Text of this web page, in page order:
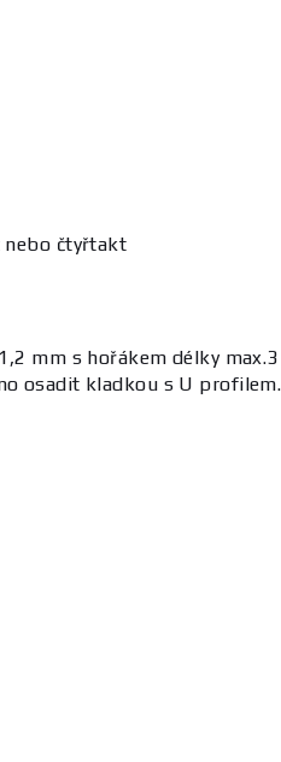
nebo čtyřtakt
mm s hořákem délky
osadit kladkou s U